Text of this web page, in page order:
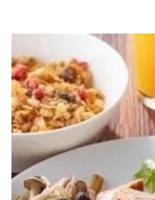
営業時間：5:30PM
より食事内容、営
います
■朝食会場：
・レストランbotanica